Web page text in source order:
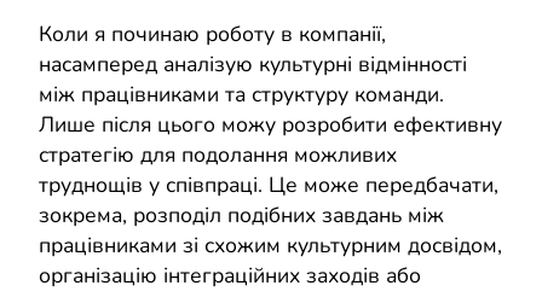
Коли я починаю роботу в компанії,
насамперед аналізую культурні відмінності
між працівниками та структуру команди.
Лише після цього можу розробити ефективну
стратегію для подолання можливих
труднощів у співпраці. Це може передбачати,
зокрема, розподіл подібних завдань між
працівниками зі схожим культурним досвідом,
організацію інтеграційних заходів або